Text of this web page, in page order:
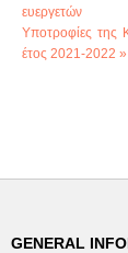
ευεργετών
Υποτροφίες της
έτος 2021-2022 »
GENERAL